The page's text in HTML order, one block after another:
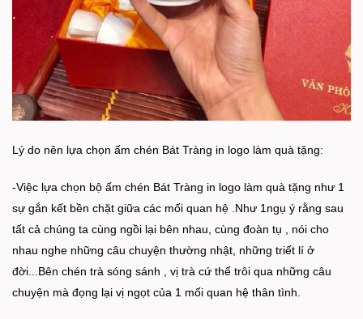
Lý do nên lựa chọn ấm chén Bát Tràng in logo làm quà tặng:
-Việc lựa chọn bộ ấm chén Bát Tràng in logo làm quà tặng như 1
sự gắn kết bền chặt giữa các mối quan hệ .Như 1ngụ ý rằng sau
tất cả chúng ta cùng ngồi lại bên nhau, cùng đoàn tụ , nói cho
nhau nghe những câu chuyện thường nhật, những triết lí ở
đời...Bên chén trà sóng sánh , vị trà cứ thế trôi qua những câu
chuyện mà đọng lại vị ngọt của 1 mối quan hệ thân tình.